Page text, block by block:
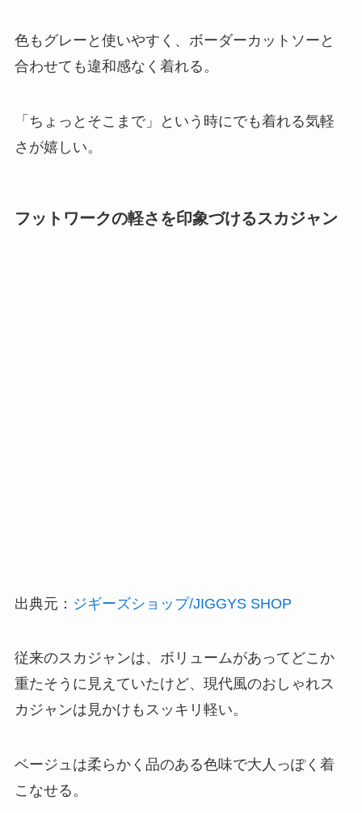
色もグレーと使いやすく、ボーダーカットソーと
合わせても違和感なく着れる。
「ちょっとそこまで」という時にでも着れる気軽
さが嬉しい。
フットワークの軽さを印象づけるスカジャン
出典元： ジギーズショップ/JIGGYS SHOP
従来のスカジャンは、ボリュームがあってどこか
重たそうに見えていたけど、現代風のおしゃれス
カジャンは見かけもスッキリ軽い。
ベージュは柔らかく品のある色味で大人っぽく着
こなせる。